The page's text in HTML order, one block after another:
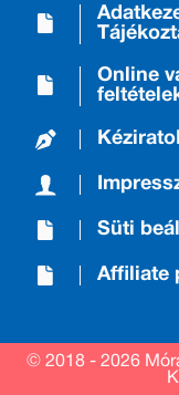
Online
Süti
Affiliate
© 2018 - 2026